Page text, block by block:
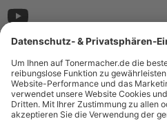
¹ Nur gültig für den Versand innerhalb
von mindestens 35€ (inkl. Mwst.) an
Versand für Sie kostenfrei.